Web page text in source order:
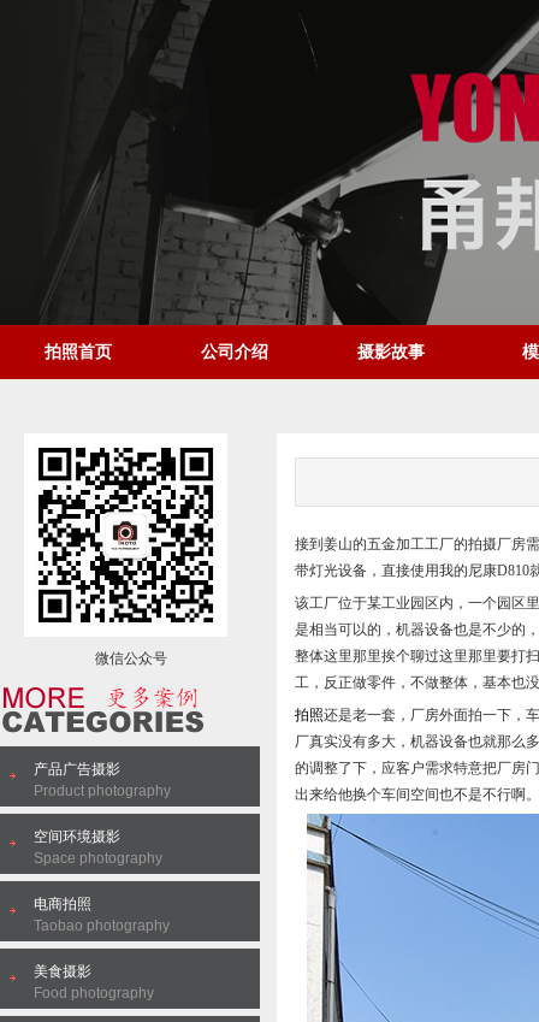
拍照首页 公司介绍 摄影故事
接到姜山的五金加工工厂的拍摄厂房
带灯光设备，直接使用我的尼康D810
该工厂位于某工业园区内，一个园区
是相当可以的，机器设备也是不少的
整体这里那里挨个聊过这里那里要打
工，反正做零件，不做整体，基本也
拍照还是老一套，厂房外面拍一下，
厂真实没有多大，机器设备也就那么
的调整了下，应客户需求特意把厂房
出来给他换个车间空间也不是不行啊。
微信公众号
产品广告摄影
Product photography
空间环境摄影
Space photography
电商拍照
Taobao photography
美食摄影
Food photography